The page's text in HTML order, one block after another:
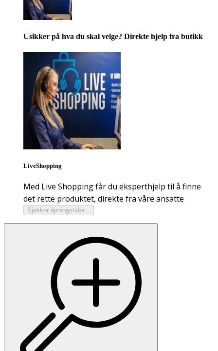
Usikker på hva du skal velge? Direkte hjelp fra butikk
LiveShopping
Med Live Shopping får du eksperthjelp til å finne
det rette produktet, direkte fra våre ansatte
Sjekker åpningstider...